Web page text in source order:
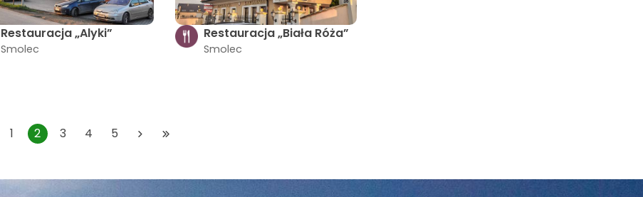
Restauracja „Alyki”
Smolec
Restauracja „Biała Róża”
Smolec
1 2 3 4 5